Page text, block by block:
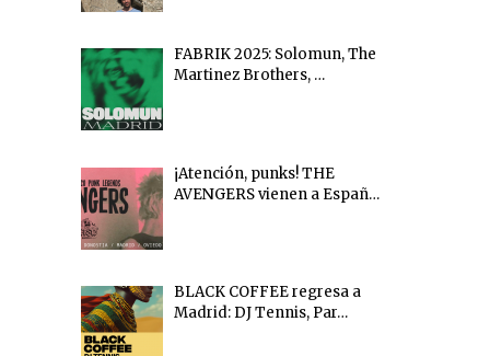
FABRIK 2025: Solomun, The
Martinez Brothers, …
¡Atención, punks! THE
AVENGERS vienen a Españ…
BLACK COFFEE regresa a
Madrid: DJ Tennis, Par…